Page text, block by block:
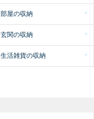
部屋の収納
玄関の収納
生活雑貨の収納